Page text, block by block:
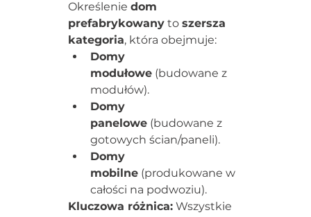
Określenie dom
prefabrykowany to szersza
kategoria, która obejmuje:
Domy
modułowe (budowane z
modułów).
Domy
panelowe (budowane z
gotowych ścian/paneli).
Domy
mobilne (produkowane w
całości na podwoziu).
Kluczowa różnica: Wszystkie